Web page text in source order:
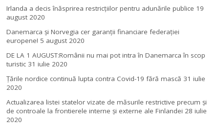
Irlanda a decis înăsprirea restricțiilor pentru adunările publice 19
august 2020
Danemarca și Norvegia cer garanții financiare federației
europene! 5 august 2020
DE LA 1 AUGUST:Românii nu mai pot intra în Danemarca în scop
turistic 31 iulie 2020
Țările nordice continuă lupta contra Covid-19 fără mască 31 iulie
2020
Actualizarea listei statelor vizate de măsurile restrictive precum și
de controale la frontierele interne și externe ale Finlandei 28 iulie
2020